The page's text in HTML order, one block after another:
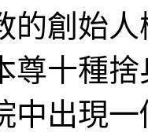
的創始
尊十種
中出現